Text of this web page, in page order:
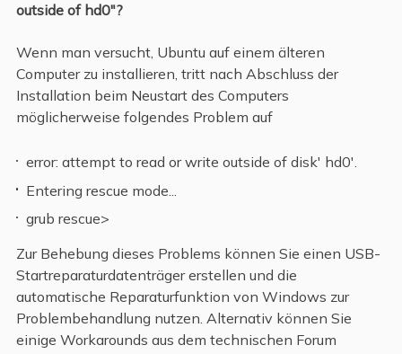
outside of hd0"?
Wenn man versucht, Ubuntu auf einem älteren
Computer zu installieren, tritt nach Abschluss der
Installation beim Neustart des Computers
möglicherweise folgendes Problem auf
error: attempt to read or write outside of disk' hd0'.
Entering rescue mode...
grub rescue>
Zur Behebung dieses Problems können Sie einen USB-
Startreparaturdatenträger erstellen und die
automatische Reparaturfunktion von Windows zur
Problembehandlung nutzen. Alternativ können Sie
einige Workarounds aus dem technischen Forum